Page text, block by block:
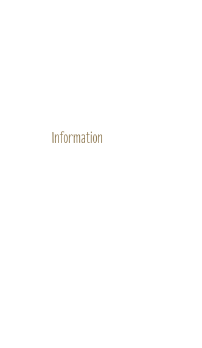
Information